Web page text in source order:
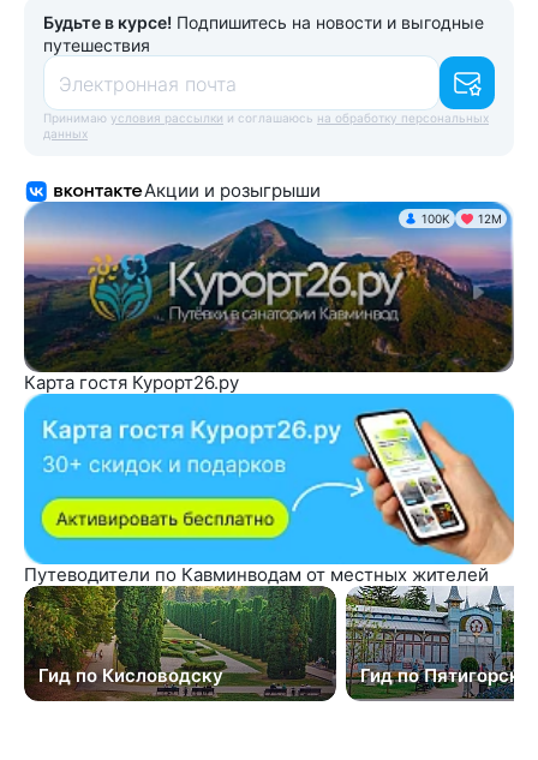
Будьте в курсе! Подпишитесь на новости и выгодные
путешествия
Электронная почта
Принимаю условия рассылки и соглашаюсь на обработку персональных
данных
Акции и розыгрыши
100K 12М
Карта гостя Курорт26.ру
Путеводители по Кавминводам от местных жителей
Гид по Кисловодску Гид по Пятигорску